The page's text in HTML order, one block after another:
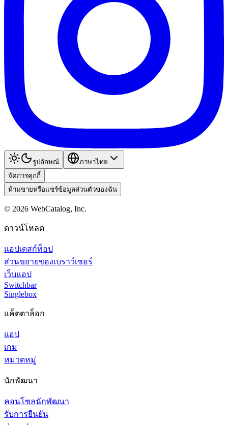
รูปลักษณ์
ภาษาไทย
จัดการคุกกี้
ห้ามขายหรือแชร์ข้อมูลส่วนตัวของฉัน
© 2026 WebCatalog, Inc.
ดาวน์โหลด
แอปเดสก์ท็อป
ส่วนขยายของเบราว์เซอร์
เว็บแอป
Switchbar
Singlebox
แค็ตตาล็อก
แอป
เกม
หมวดหมู่
นักพัฒนา
คอนโซลนักพัฒนา
รับการยืนยัน